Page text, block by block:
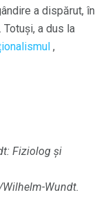
a dispărut, în
a dus la
,
Fiziolog și
Wundt.